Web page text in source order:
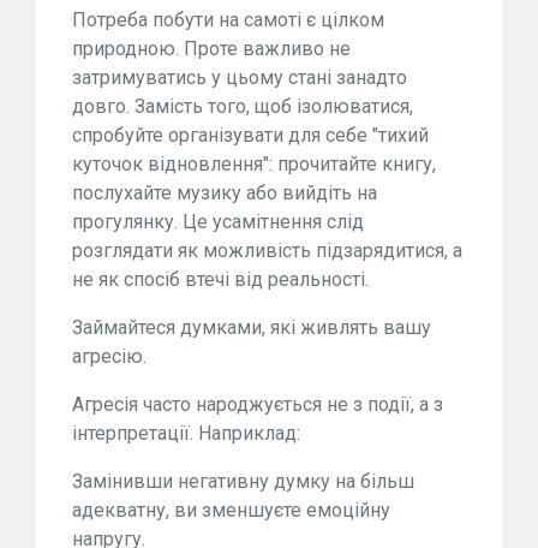
Потреба побути на самоті є цілком
природною. Проте важливо не
затримуватись у цьому стані занадто
довго. Замість того, щоб ізолюватися,
спробуйте організувати для себе "тихий
куточок відновлення": прочитайте книгу,
послухайте музику або вийдіть на
прогулянку. Це усамітнення слід
розглядати як можливість підзарядитися, а
не як спосіб втечі від реальності.
Займайтеся думками, які живлять вашу
агресію.
Агресія часто народжується не з події, а з
інтерпретації. Наприклад:
Замінивши негативну думку на більш
адекватну, ви зменшуєте емоційну
напругу.